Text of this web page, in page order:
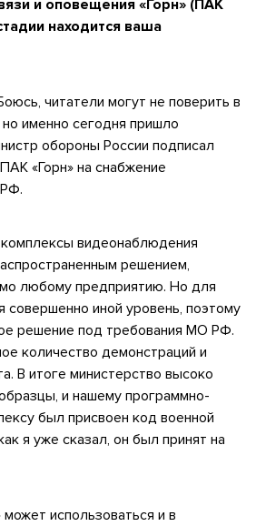
и оповещения «Горн» (ПАК
находится ваша
читатели могут не поверить в
именно сегодня пришло
обороны России подписал
«Горн» на снабжение
видеонаблюдения
решением,
любому предприятию. Но для
совершенно иной уровень, поэтому
решение под требования МО РФ.
количество демонстраций и
В итоге министерство высоко
и нашему программно-
был присвоен код военной
я уже сказал, он был принят на
использоваться и в